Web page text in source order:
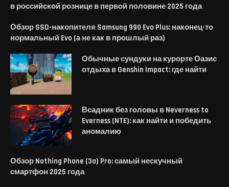
в российской рознице в первой половине 2025 года
Обзор SSD-накопителя Samsung 990 Evo Plus: наконец-то
нормальный Evo (а не как в прошлый раз)
Обычные сундуки на курорте Оазис
отдыха в Genshin Impact: где найти
Всадник без головы в Neverness to
Everness (NTE): как найти и победить
аномалию
Обзор Nothing Phone (3a) Pro: самый нескучный
смартфон 2025 года